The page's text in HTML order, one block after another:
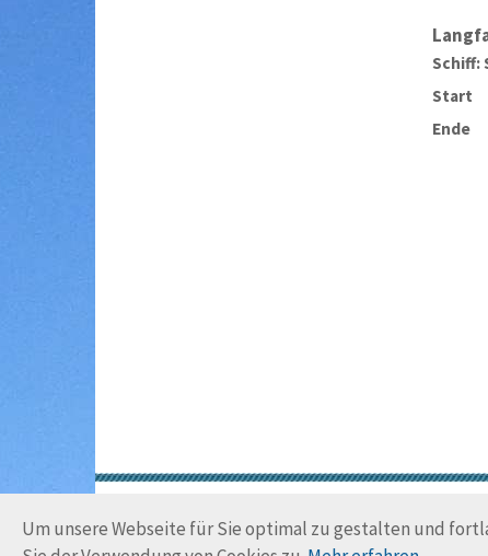
Um unsere Webseite für Sie optimal zu gestalten und
Schiff:
Start
Ende